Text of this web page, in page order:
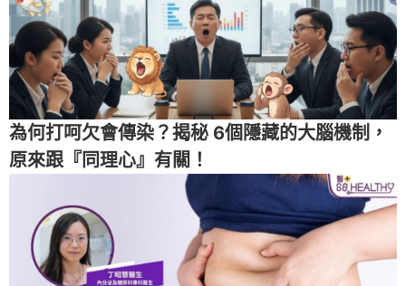
為何打呵欠會傳染？揭秘 6個隱藏的大腦機制，
原來跟『同理心』有關！